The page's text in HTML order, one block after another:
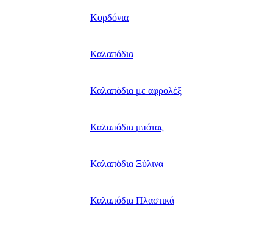
Κορδόνια
Καλαπόδια
Καλαπόδια με αφρολέξ
Καλαπόδια μπότας
Καλαπόδια Ξύλινα
Καλαπόδια Πλαστικά